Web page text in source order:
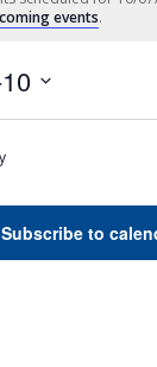
events.
Subscribe to